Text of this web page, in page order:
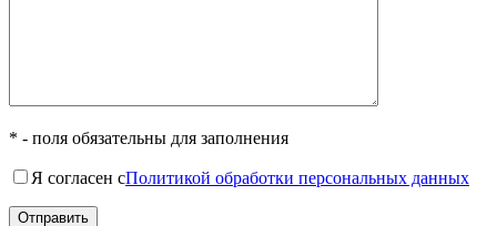
* - поля обязательны для заполнения
Я согласен сПолитикой обработки персональных данных